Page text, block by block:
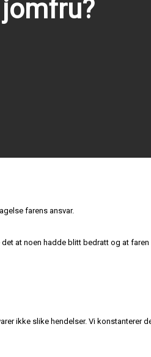
farens ansvar.
at noen hadde blitt bedratt og at
ikke slike hendelser. Vi konstanterer